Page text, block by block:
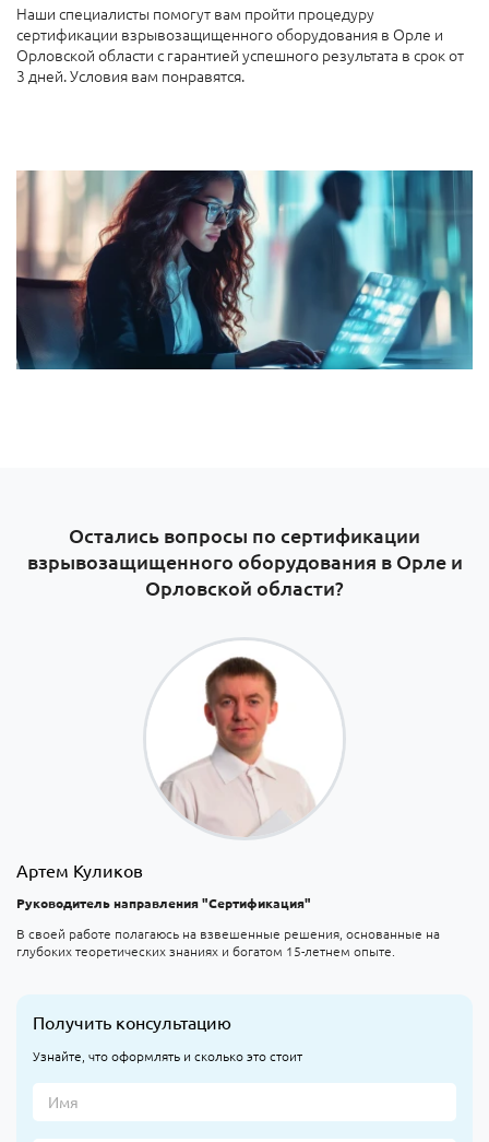
Наши специалисты помогут вам пройти процедуру
сертификации взрывозащищенного оборудования в Орле и
Орловской области с гарантией успешного результата в срок от
3 дней. Условия вам понравятся.
Остались вопросы по сертификации
взрывозащищенного оборудования в Орле и
Орловской области?
Артем Куликов
Руководитель направления "Сертификация"
В своей работе полагаюсь на взвешенные решения, основанные на
глубоких теоретических знаниях и богатом 15-летнем опыте.
Получить консультацию
Узнайте, что оформлять и сколько это стоит